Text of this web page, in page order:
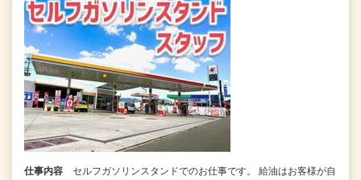
仕事内容
セルフガソリンスタンドでのお仕事です。 給油はお客様が自